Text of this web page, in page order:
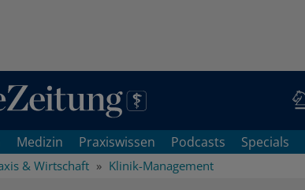
Medizin Praxiswissen Podcasts Specials
& Wirtschaft Klinik-Management